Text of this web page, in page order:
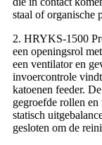
staal of organische
2. HRYKS-1500
een openingsrol
een ventilator en
invoercontrole
katoenen feeder.
gegroefde rollen
statisch
gesloten om de